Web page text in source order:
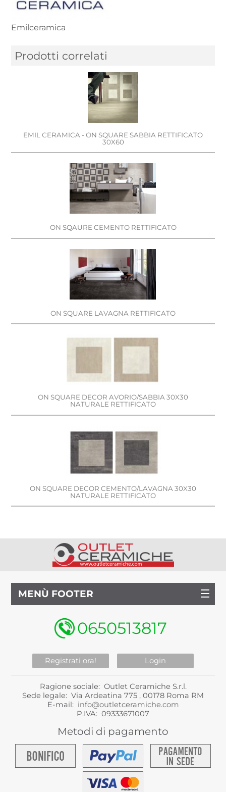
Emilceramica
Prodotti correlati
EMIL CERAMICA - ON SQUARE SABBIA RETTIFICATO
30X60
ON SQAURE CEMENTO RETTIFICATO
ON SQUARE LAVAGNA RETTIFICATO
ON SQUARE DECOR AVORIO/SABBIA 30X30
NATURALE RETTIFICATO
ON SQUARE DECOR CEMENTO/LAVAGNA 30X30
NATURALE RETTIFICATO
MENÙ FOOTER
0650513817
Registrati ora! Login
Ragione sociale: Outlet Ceramiche S.r.l.
Sede legale: Via Ardeatina 775 , 00178 Roma RM
E-mail: info@outletceramiche.com
P.IVA: 09333671007
Metodi di pagamento